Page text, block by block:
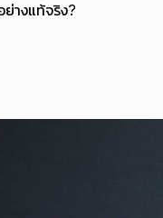
างแท้จริง?